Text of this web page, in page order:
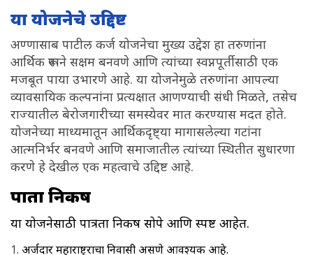
या योजनेचे उद्दिष्ट
अण्णासाब पाटील कर्ज योजनेचा मुख्य उद्देश हा तरुणांना
आर्थिक रूपाने सक्षम बनवणे आणि त्यांच्या स्वप्नपूर्तीसाठी एक
मजबूत पाया उभारणे आहे. या योजनेमुळे तरुणांना आपल्या
व्यावसायिक कल्पनांना प्रत्यक्षात आणण्याची संधी मिळते, तसेच
राज्यातील बेरोजगारीच्या समस्येवर मात करण्यास मदत होते.
योजनेच्या माध्यमातून आर्थिकदृष्ट्या मागासलेल्या गटांना
आत्मनिर्भर बनवणे आणि समाजातील त्यांच्या स्थितीत सुधारणा
करणे हे देखील एक महत्वाचे उद्दिष्ट आहे.
पात्रता निकष
या योजनेसाठी पात्रता निकष सोपे आणि स्पष्ट आहेत.
अर्जदार महाराष्ट्राचा निवासी असणे आवश्यक आहे.